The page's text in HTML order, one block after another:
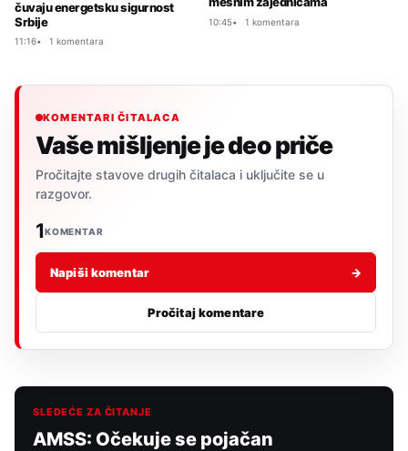
čuvaju energetsku sigurnost
Srbije
11:16 1 komentara
10:45 1 komentara
KOMENTARI ČITALACA
Vaše mišljenje je deo priče
Pročitajte stavove drugih čitalaca i uključite se u
razgovor.
1KOMENTAR
Napiši komentar →
Pročitaj komentare
SLEDEĆE ZA ČITANJE
AMSS: Očekuje se pojačan